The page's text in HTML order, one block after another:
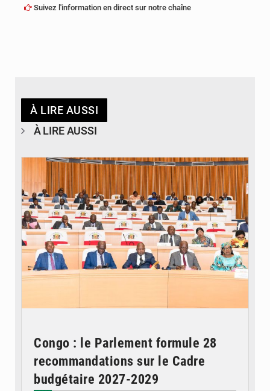
Suivez l'information en direct sur notre chaîne
À LIRE AUSSI
À LIRE AUSSI
Congo : le Parlement formule 28
recommandations sur le Cadre
budgétaire 2027-2029